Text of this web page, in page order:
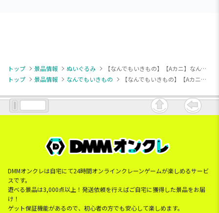
トップ 景品情報 ぬいぐるみ
【なんでもいきもの】【Aカニ】なんでもいきもの ぶるぶるぬいぐるみ（カニとエビ）
トップ
景品情報 なんでもいきもの 【なんでもいきもの】【Aカニ】なんでもいきもの ぶるぶるぬいぐるみ（カニとエビ）
DMMオンクレは自宅にて24時間オンラインクレーンゲームが楽しめるサービ
スです。
遊べる景品は3,000点以上！発送依頼を行えばご自宅に獲得した景品をお届
け！
ゲット保証機能があるので、初心者の方でも安心して楽しめます。